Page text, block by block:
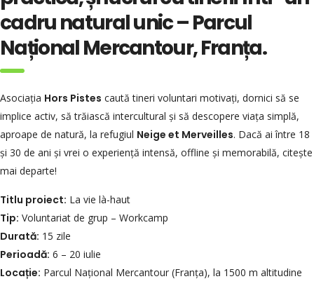
cadru natural unic – Parcul
Național Mercantour, Franța.
Asociația Hors Pistes caută tineri voluntari motivați, dornici să se
implice activ, să trăiască intercultural și să descopere viața simplă,
aproape de natură, la refugiul Neige et Merveilles. Dacă ai între 18
și 30 de ani și vrei o experiență intensă, offline și memorabilă, citește
mai departe!
Titlu proiect: La vie là-haut
Tip: Voluntariat de grup – Workcamp
Durată: 15 zile
Perioadă: 6 – 20 iulie
Locație: Parcul Național Mercantour (Franța), la 1500 m altitudine